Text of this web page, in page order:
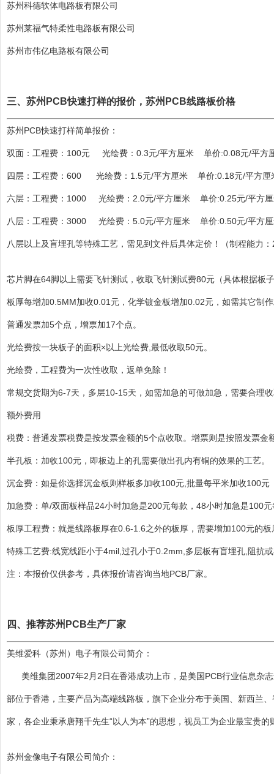
苏州科德软体电路板有限公司
苏州莱福气特柔性电路板有限公司
苏州市伟亿电路板有限公司
三、苏州PCB快速打样的报价，苏州PCB线路板价格
苏州PCB快速打样简单报价 ：
双面：工程费：100元 光绘费：0.3元/平方厘米 单价:0.08元/平方
四层：工程费：600 光绘费：1.5元/平方厘米 单价:0.18元/平方
六层：工程费：1000 光绘费：2.0元/平方厘米 单价:0.25元/平方
八层：工程费：3000 光绘费：5.0元/平方厘米 单价:0.50元/平方
八层以上及盲埋孔等特殊工艺，需见到文件后具体定价！（制程能力
芯片脚在64脚以上需要飞针测试，收取飞针测试费80元（具体根据板
板厚每增加0.5MM加收0.01元，化学镀金板增加0.02元，如需其它制
普通发票加5个点，增票加17个点。
光绘费按一块板子的面积×以上光绘费,最低收取50元。
光绘费，工程费为一次性收取，返单免除！
常规交货期为6-7天，多层10-15天，如需加急的可做加急，需要合理
额外费用
税费：普通发票税费是按发票金额的5个点收取。增票则是按照发票
半孔板：加收100元，即板边上的孔需要做出孔内有铜的效果的工艺。
沉金费：如是你选择沉金板则样板多加收100元,批量每平米加收100元
加急费：单/双面板样品24小时加急是200元每款，48小时加急是100
板厚工程费：就是线路板厚在0.6-1.6之外的板厚，需要增加100元的板
特殊工艺费:线宽线距小于4mil,过孔小于0.2mm,多层板有盲埋孔,阻抗
注：本报价仅供参考，具体报价请咨询当地PCB厂家。
四、推荐苏州PCB生产厂家
美维爱科（苏州）电子有限公司简介：
美维集团2007年2月2日在香港成功上市，是美国PCB行业信息杂
部位于香港，主要产品为高端线路板，旗下企业分布于美国、新西兰
家，各企业秉承唐翔千先生“以人为本”的思想，视员工为企业最宝贵的
苏州金像电子有限公司简介：